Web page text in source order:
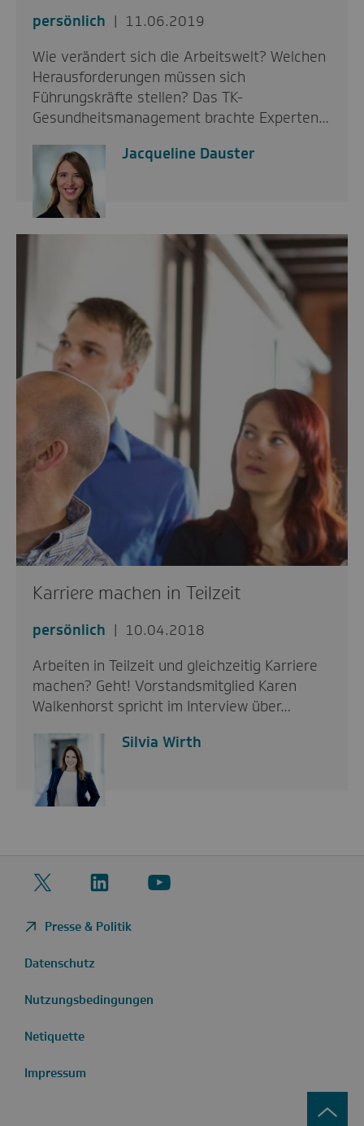
persönlich
11.06.2019
Wie verändert sich die Arbeitswelt? Welchen
Herausforderungen müssen sich
Führungskräfte stellen? Das TK-
Gesundheitsmanagement brachte Experten…
Jacqueline Dauster
Karriere machen in Teilzeit
persönlich
10.04.2018
Arbeiten in Teilzeit und gleichzeitig Karriere
machen? Geht! Vorstandsmitglied Karen
Walkenhorst spricht im Interview über…
Silvia Wirth
Twitter
LinkedIn
YouTube
Presse & Politik
Datenschutz
Nutzungsbedingungen
Netiquette
Impressum